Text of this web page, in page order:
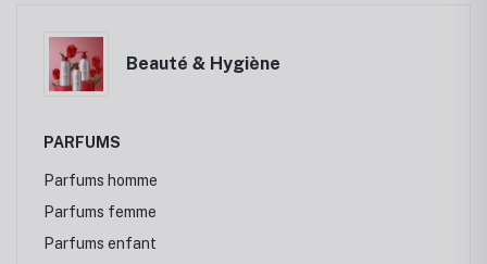
Valise de voyage
Sac à dos
Beauté & Hygiène
PARFUMS
Parfums homme
Parfums femme
Parfums enfant